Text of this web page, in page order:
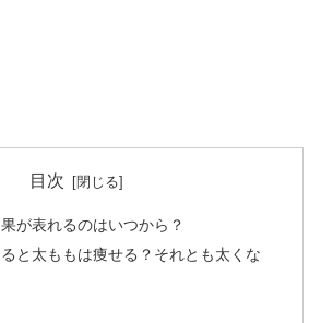
目次
が表れるのはいつから？
と太ももは痩せる？それとも太くな